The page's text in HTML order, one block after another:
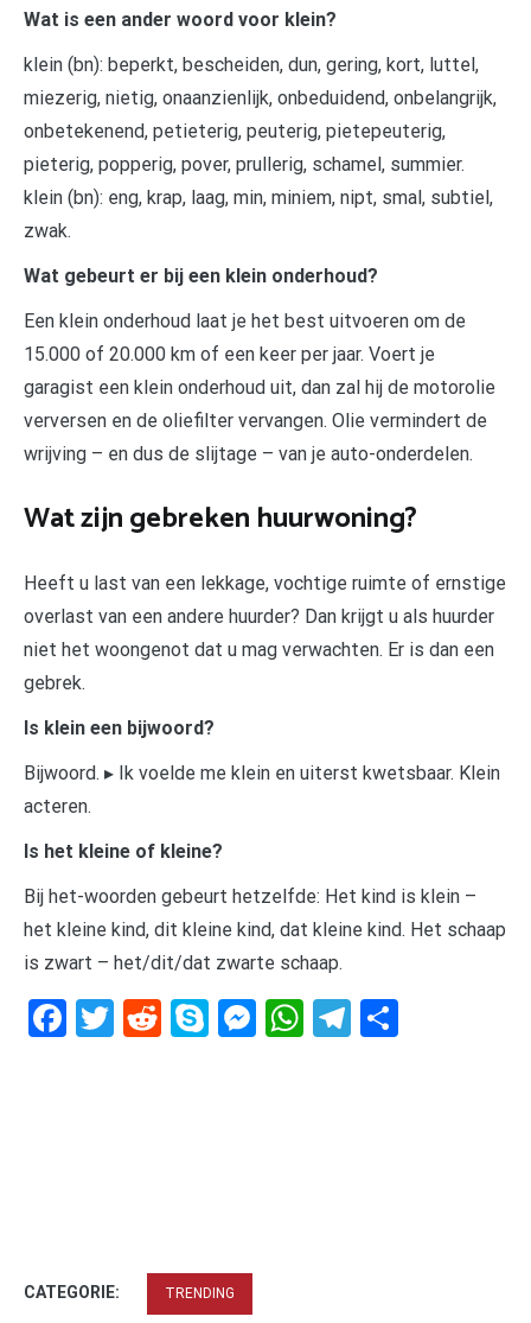
Wat is een ander woord voor klein?
klein (bn): beperkt, bescheiden, dun, gering, kort, luttel,
miezerig, nietig, onaanzienlijk, onbeduidend, onbelangrijk,
onbetekenend, petieterig, peuterig, pietepeuterig,
pieterig, popperig, pover, prullerig, schamel, summier.
klein (bn): eng, krap, laag, min, miniem, nipt, smal, subtiel,
zwak.
Wat gebeurt er bij een klein onderhoud?
Een klein onderhoud laat je het best uitvoeren om de
15.000 of 20.000 km of een keer per jaar. Voert je
garagist een klein onderhoud uit, dan zal hij de motorolie
verversen en de oliefilter vervangen. Olie vermindert de
wrijving – en dus de slijtage – van je auto-onderdelen.
Wat zijn gebreken huurwoning?
Heeft u last van een lekkage, vochtige ruimte of ernstige
overlast van een andere huurder? Dan krijgt u als huurder
niet het woongenot dat u mag verwachten. Er is dan een
gebrek.
Is klein een bijwoord?
Bijwoord. ▸ Ik voelde me klein en uiterst kwetsbaar. Klein
acteren.
Is het kleine of kleine?
Bij het-woorden gebeurt hetzelfde: Het kind is klein –
het kleine kind, dit kleine kind, dat kleine kind. Het schaap
is zwart – het/dit/dat zwarte schaap.
Facebook
Twitter
RedditSkypeMessenger
WhatsApp
Telegram
CATEGORIE: TRENDING